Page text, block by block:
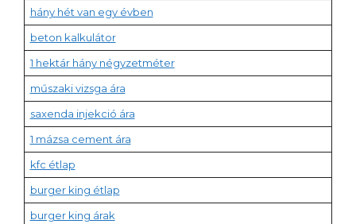
hány hét van egy évben
beton kalkulátor
1 hektár hány négyzetméter
műszaki vizsga ára
saxenda injekció ára
1 mázsa cement ára
kfc étlap
burger king étlap
burger king árak